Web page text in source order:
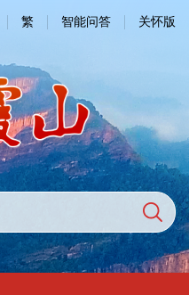
繁 智能问答 关怀版